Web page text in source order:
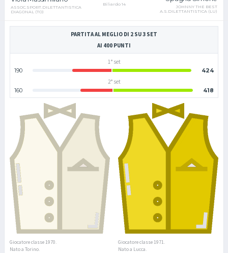
ASSOC.SPORT.DILETTANTISTICA
DIAGONAL (TO)
Biliardo 14
JOHNNY THE BEST
A.S.DILETTANTISTICA (LU)
PARTITA AL MEGLIO DI 2 SU 3 SET
AI 400 PUNTI
1° set
190
424
2° set
160
418
Giocatore classe 1970.
Nato a Torino.
Giocatore classe 1971.
Nato a Lucca.